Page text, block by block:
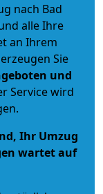
nach Bad
alle Ihre
an Ihrem
Sie
und
Service wird
Ihr Umzug
wartet auf